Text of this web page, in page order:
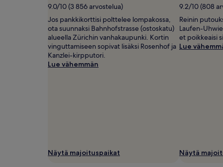
9.0/10 (3 856 arvostelua)
Jos pankkikorttisi polttelee lompakossa,
ota suunnaksi Bahnhofstrasse (ostoskatu)
alueella Zürichin vanhakaupunki. Kortin
vinguttamiseen sopivat lisäksi Rosenhof ja
Kanzlei-kirpputori.
Lue vähemmän
Näytä majoituspaikat
9.2/10 (808
Reinin
Laufen-
et poikkeaisi
Lue
Näytä